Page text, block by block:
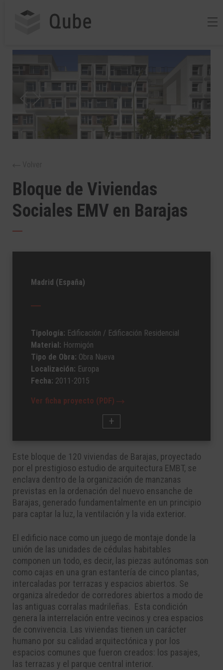
Bloque de Viviendas
Sociales EMV en Barajas
Madrid (España)
Tipología: Edificación / Edificación Residencial
Material: Hormigón
Tipo de Obra: Obra Nueva
Localización: Europa
Fecha: 2011-2015
Ver ficha proyecto (PDF)
Este bloque de 120 viviendas de Barajas, proyectado
por el prestigioso estudio de arquitectura EMBT, se
enclava dentro de la organización de manzanas
previstas en la ordenación del nuevo ensanche de
Barajas, generado fundamentalmente en un principio
para captar la luz, la ventilación y la vida exterior.
El edificio nace como un juego de montaje donde la
unión de las unidades de cédulas habitables
componen un todo, es decir, las piezas autónomas son
como cajas en una gran estantería de cinco plantas,
intercaladas por terrazas y espacios abiertos. Se
organiza alrededor de corredores abiertos a modo de
las antiguas corralas madrileñas. Esta condición
genera la interrelación entre vecinos y crea espacios
de convivencia. Las viviendas tienen un carácter
humano por su calidad arquitectónica y por los
espacios comunes que fueron creados: los pasajes,
las terrazas y el parque central interior.